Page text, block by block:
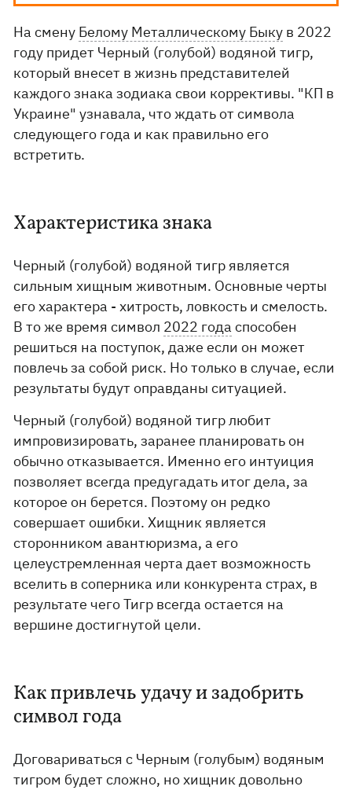
На смену Белому Металлическому Быку в 2022
году придет Черный (голубой) водяной тигр,
который внесет в жизнь представителей
каждого знака зодиака свои коррективы. "КП в
Украине" узнавала, что ждать от символа
следующего года и как правильно его
встретить.
Характеристика знака
Черный (голубой) водяной тигр является
сильным хищным животным. Основные черты
его характера - хитрость, ловкость и смелость.
В то же время символ 2022 года способен
решиться на поступок, даже если он может
повлечь за собой риск. Но только в случае, если
результаты будут оправданы ситуацией.
Черный (голубой) водяной тигр любит
импровизировать, заранее планировать он
обычно отказывается. Именно его интуиция
позволяет всегда предугадать итог дела, за
которое он берется. Поэтому он редко
совершает ошибки. Хищник является
сторонником авантюризма, а его
целеустремленная черта дает возможность
вселить в соперника или конкурента страх, в
результате чего Тигр всегда остается на
вершине достигнутой цели.
Как привлечь удачу и задобрить
символ года
Договариваться с Черным (голубым) водяным
тигром будет сложно, но хищник довольно